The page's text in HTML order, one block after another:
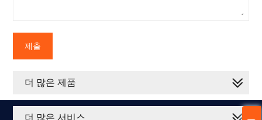
제출
더 많은 제품
더 많은 서비스